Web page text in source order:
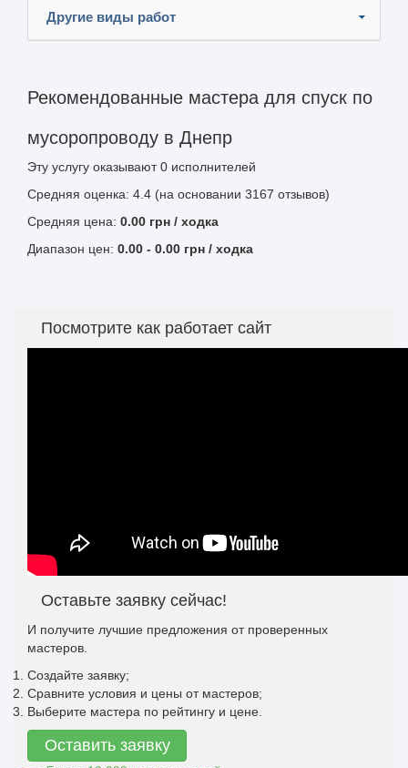
Другие виды работ
Рекомендованные мастера для спуск по
мусоропроводу в Днепр
Эту услугу оказывают0 исполнителей
Средняя оценка: 4.4 (на основании 3167 отзывов)
Средняя цена: 0.00 грн / ходка
Диапазон цен: 0.00 - 0.00 грн / ходка
Посмотрите как работает сайт
Оставьте заявку сейчас!
И получите лучшие предложения от проверенных
мастеров.
Создайте заявку;
Сравните условия и цены от мастеров;
Выберите мастера по рейтингу и цене.
Оставить заявку